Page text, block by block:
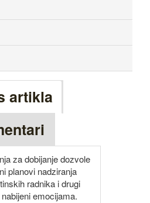
artikla
za dobijanje dozvole
planovi nadziranja
radnika i drugi
emocijama.